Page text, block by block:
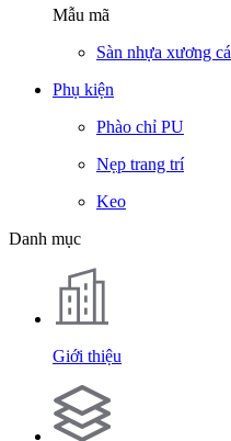
Mẫu mã
Sàn nhựa xương cá
Phụ kiện
Phào chỉ PU
Nẹp trang trí
Keo
Danh mục
Giới thiệu